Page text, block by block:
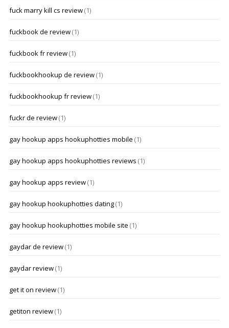
fuck marry kill cs review(1)
fuckbook de review(1)
fuckbook fr review(1)
fuckbookhookup de review(1)
fuckbookhookup fr review(1)
fuckr de review(1)
gay hookup apps hookuphotties mobile (1)
gay hookup apps hookuphotties reviews (1)
gay hookup apps review(1)
gay hookup hookuphotties dating(1)
gay hookup hookuphotties mobile site (1)
gaydar de review(1)
gaydar review(1)
get it on review(1)
getiton review(1)